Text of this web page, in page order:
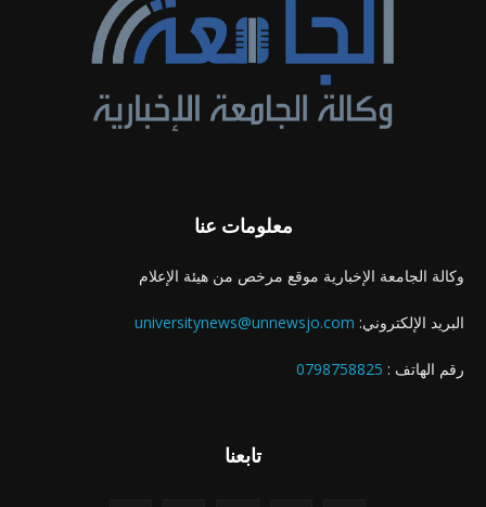
معلومات عنا
وكالة الجامعة الإخبارية موقع مرخص من هيئة الإعلام
البريد الإلكتروني: universitynews@unnewsjo.com
رقم الهاتف : 0798758825
تابعنا